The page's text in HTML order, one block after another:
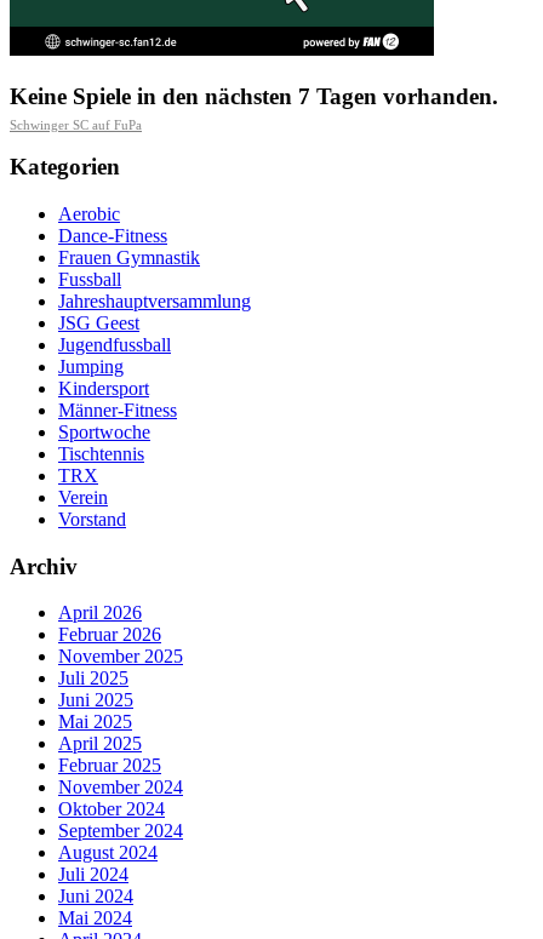
Keine Spiele in den nächsten 7 Tagen vorhanden.
Schwinger SC auf FuPa
Kategorien
Aerobic
Dance-Fitness
Frauen Gymnastik
Fussball
Jahreshauptversammlung
JSG Geest
Jugendfussball
Jumping
Kindersport
Männer-Fitness
Sportwoche
Tischtennis
TRX
Verein
Vorstand
Archiv
April 2026
Februar 2026
November 2025
Juli 2025
Juni 2025
Mai 2025
April 2025
Februar 2025
November 2024
Oktober 2024
September 2024
August 2024
Juli 2024
Juni 2024
Mai 2024